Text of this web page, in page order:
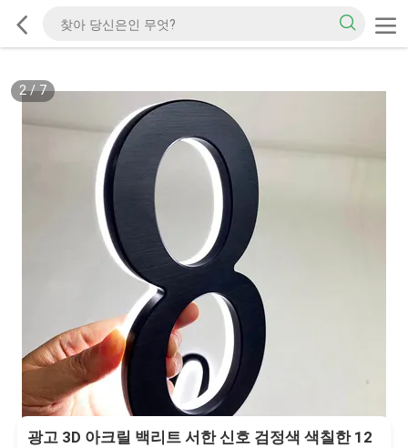
2/7
광고 3D 아크릴 백리트 서한 신호 검정색 색칠한 12